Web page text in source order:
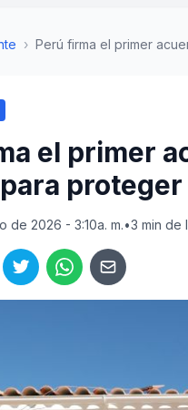
› Perú firma el primer
el primer
de 2026 - 3:10a. m.•3 min de